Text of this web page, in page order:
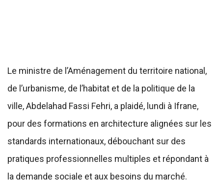
Le ministre de l’Aménagement du territoire national,
de l’urbanisme, de l’habitat et de la politique de la
ville, Abdelahad Fassi Fehri, a plaidé, lundi à Ifrane,
pour des formations en architecture alignées sur les
standards internationaux, débouchant sur des
pratiques professionnelles multiples et répondant à
la demande sociale et aux besoins du marché.